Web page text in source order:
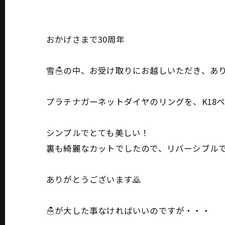
おかげさまで30周年
雪☃の中、お受け取りにお越しいただき、あ
プラチナガーネットダイヤのリングを、K18
シンプルでとても美しい！
裏も綺麗なカットでしたので、リバーシブル
ありがとうございます🙇
☃が大した事なければいいのですが・・・